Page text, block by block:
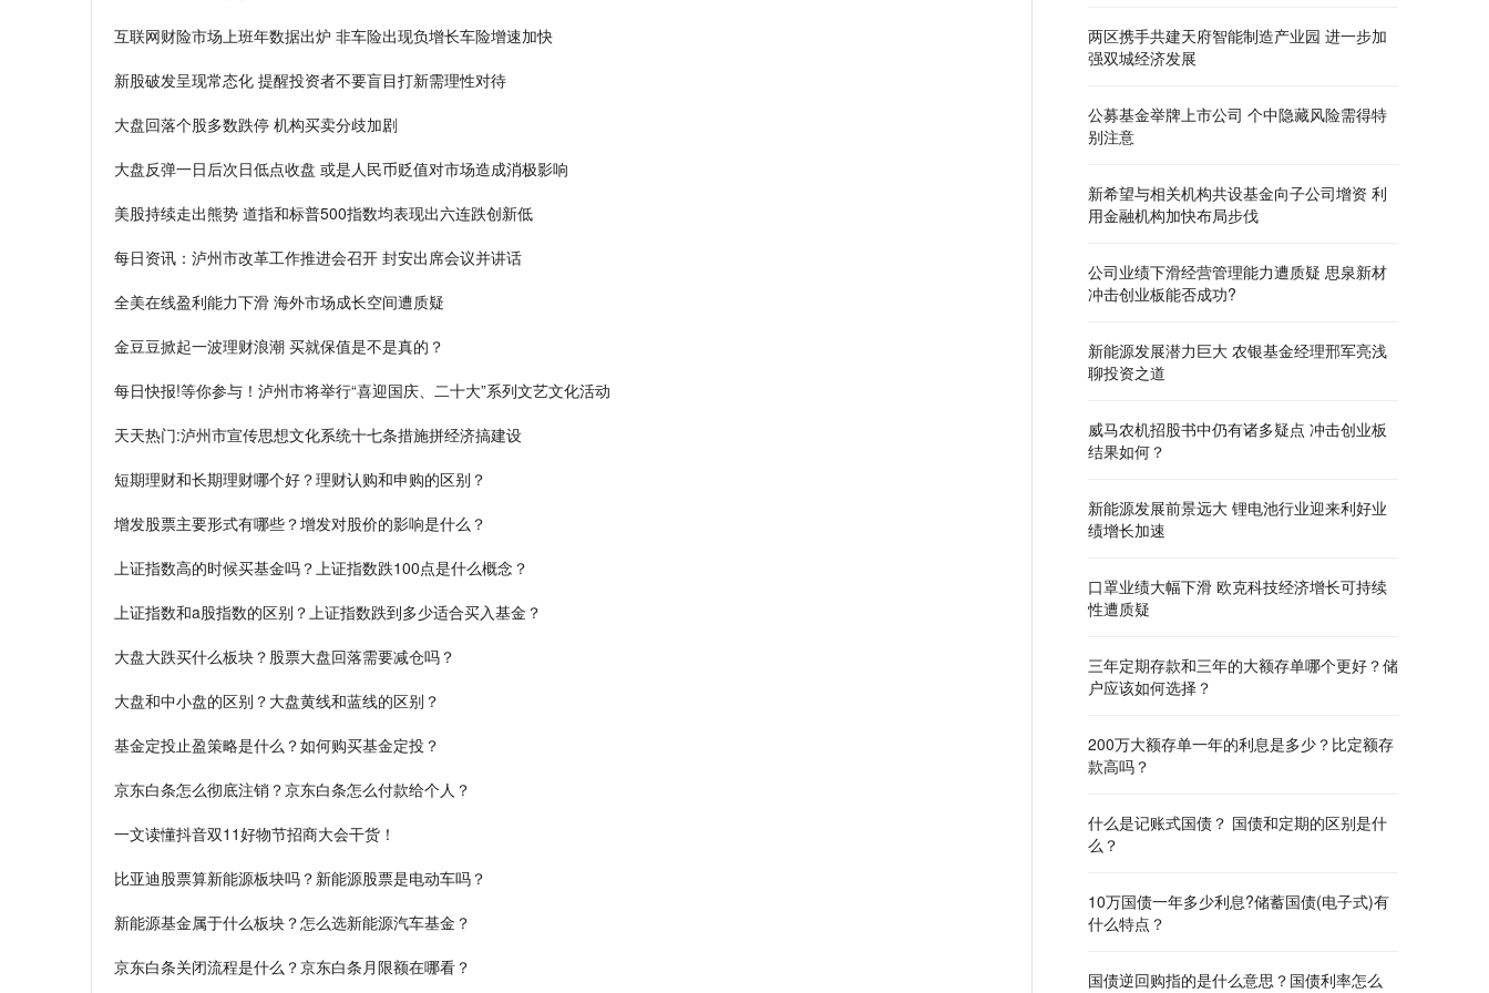
互联网财险市场上班年数据出炉 非车险出现负增长车险增速加快
新股破发呈现常态化 提醒投资者不要盲目打新需理性对待
大盘回落个股多数跌停 机构买卖分歧加剧
大盘反弹一日后次日低点收盘 或是人民币贬值对市场造成消极影响
美股持续走出熊势 道指和标普500指数均表现出六连跌创新低
每日资讯：泸州市改革工作推进会召开 封安出席会议并讲话
全美在线盈利能力下滑 海外市场成长空间遭质疑
金豆豆掀起一波理财浪潮 买就保值是不是真的？
每日快报!等你参与！泸州市将举行“喜迎国庆、二十大”系列文艺文化活动
天天热门:泸州市宣传思想文化系统十七条措施拼经济搞建设
短期理财和长期理财哪个好？理财认购和申购的区别？
增发股票主要形式有哪些？增发对股价的影响是什么？
上证指数高的时候买基金吗？上证指数跌100点是什么概念？
上证指数和a股指数的区别？上证指数跌到多少适合买入基金？
大盘大跌买什么板块？股票大盘回落需要减仓吗？
大盘和中小盘的区别？大盘黄线和蓝线的区别？
基金定投止盈策略是什么？如何购买基金定投？
京东白条怎么彻底注销？京东白条怎么付款给个人？
一文读懂抖音双11好物节招商大会干货！
比亚迪股票算新能源板块吗？新能源股票是电动车吗？
新能源基金属于什么板块？怎么选新能源汽车基金？
京东白条关闭流程是什么？京东白条月限额在哪看？
两区携手共建天府智能制造产业园 进一步加
强双城经济发展
公募基金举牌上市公司 个中隐藏风险需得特
别注意
新希望与相关机构共设基金向子公司增资 利
用金融机构加快布局步伐
公司业绩下滑经营管理能力遭质疑 思泉新材
冲击创业板能否成功?
新能源发展潜力巨大 农银基金经理邢军亮浅
聊投资之道
威马农机招股书中仍有诸多疑点 冲击创业板
结果如何？
新能源发展前景远大 锂电池行业迎来利好业
绩增长加速
口罩业绩大幅下滑 欧克科技经济增长可持续
性遭质疑
三年定期存款和三年的大额存单哪个更好？储
户应该如何选择？
200万大额存单一年的利息是多少？比定额存
款高吗？
什么是记账式国债？ 国债和定期的区别是什
么？
10万国债一年多少利息?储蓄国债(电子式)有
什么特点？
国债逆回购指的是什么意思？国债利率怎么